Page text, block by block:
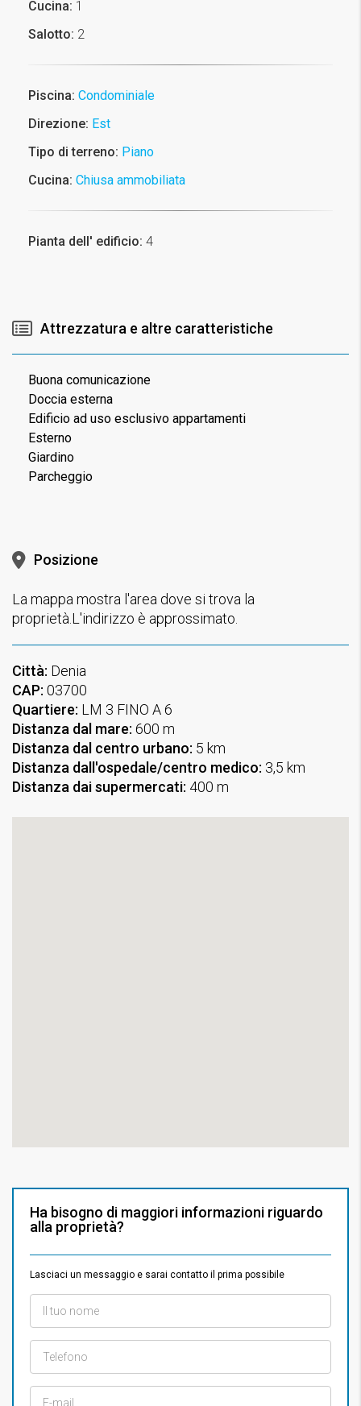
Cucina: 1
Salotto: 2
Piscina: Condominiale
Direzione: Est
Tipo di terreno: Piano
Cucina: Chiusa ammobiliata
Pianta dell' edificio: 4
Attrezzatura e altre caratteristiche
Buona comunicazione
Doccia esterna
Edificio ad uso esclusivo appartamenti
Esterno
Giardino
Parcheggio
Posizione
La mappa mostra l'area dove si trova la
proprietà.L'indirizzo è approssimato.
Città: Denia
CAP: 03700
Quartiere: LM 3 FINO A 6
Distanza dal mare: 600 m
Distanza dal centro urbano: 5 km
Distanza dall'ospedale/centro medico: 3,5 km
Distanza dai supermercati: 400 m
Ha bisogno di maggiori informazioni riguardo
alla proprietà?
Lasciaci un messaggio e sarai contatto il prima possibile